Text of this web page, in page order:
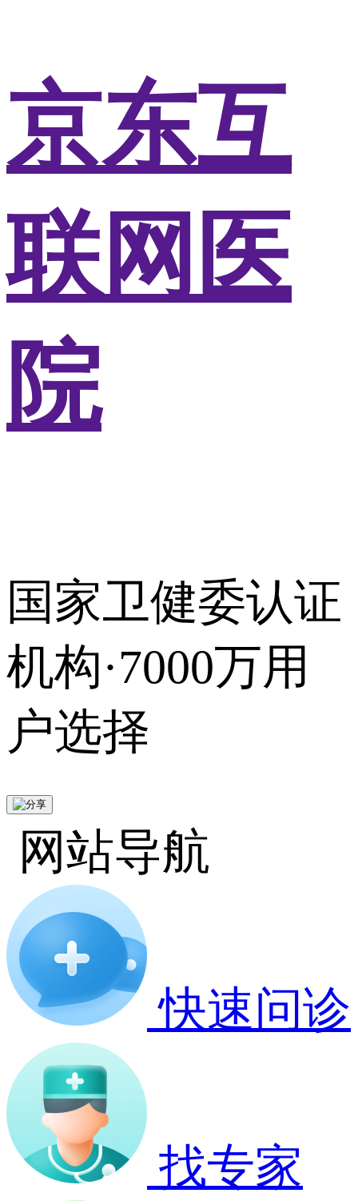
京东互
联网医
院
国家卫健委认证
机构·7000万用
户选择
网站导航
快速问诊
找专家